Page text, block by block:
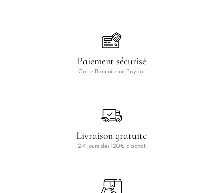
Paiement sécurisé
Carte Bancaire ou Paypal
Livraison gratuite
2-4 jours dés 120€ d'achat